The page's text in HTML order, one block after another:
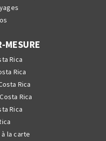
MESURE
Rica
Rica
Rica
Rica
Rica
la carte